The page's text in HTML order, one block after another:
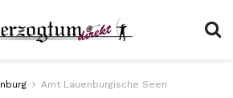
Amt Lauenburgische Seen